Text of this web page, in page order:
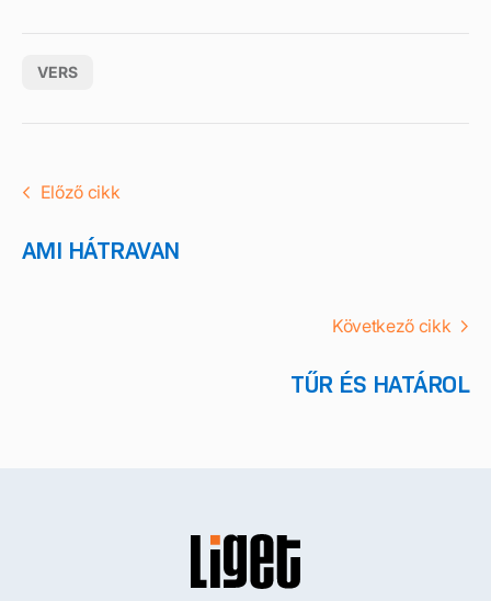
VERS
Előző cikk
AMI HÁTRAVAN
Következő cikk
TŰR ÉS HATÁROL